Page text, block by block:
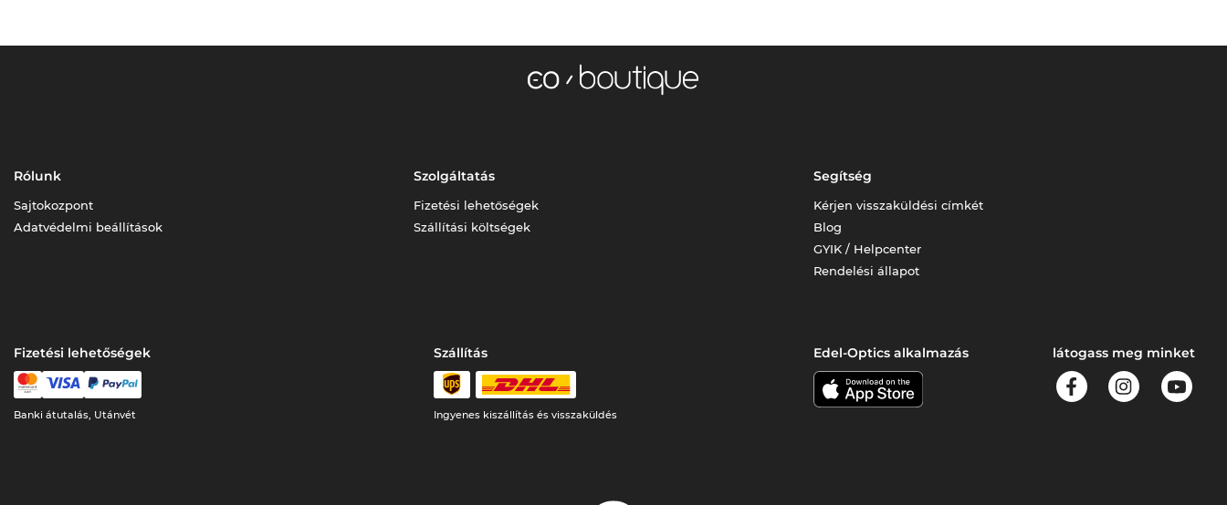
Rólunk
Sajtokozpont
Adatvédelmi beállítások
Szolgáltatás
Fizetési lehetőségek
Szállítási költségek
Segítség
Kérjen visszaküldési címkét
Blog
GYIK / Helpcenter
Rendelési állapot
Fizetési lehetőségek
Banki átutalás, Utánvét
Szállítás
Ingyenes kiszállítás és visszaküldés
Edel-Optics alkalmazás látogass meg minket